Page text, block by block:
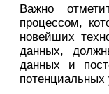
Важно
процессом,
новейших
данных,
данных и
потенциальных